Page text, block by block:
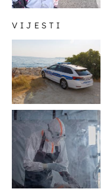
VIJESTI